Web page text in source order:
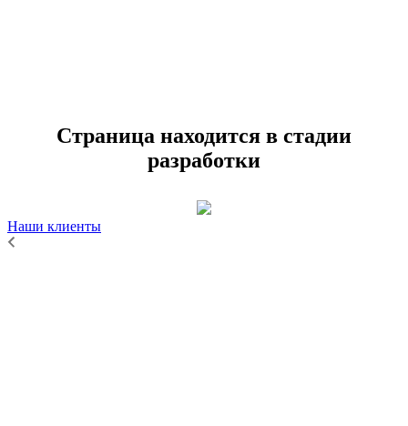
Страница находится в стадии
разработки
Наши клиенты